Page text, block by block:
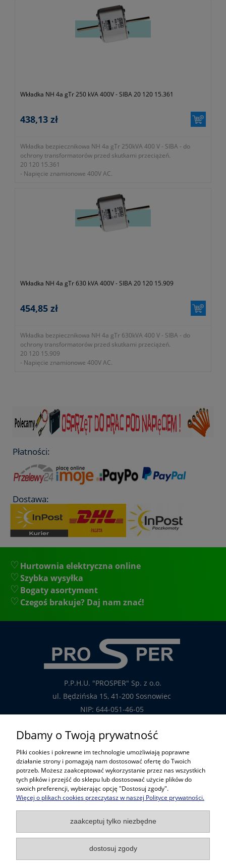
Wkładka NH 4a gTr 250 kVA 400V - SIBA 20 120 15.361
438,13 zł
Wkładka bezpiecznikowa NH 4a gTr 250kVA 400 V - SIBA - do
ochrony transformatorów przed skutkami przeciążeń.
20 120 15.361
- Napięcie znamionowe 400V AC.
Wkładka NH 4a gTr 630 kVA 400V - SIBA 20 120 15.909
454,85 zł
Wkładka bezpiecznikowa NH 4a gTr 630kVA 400 V - SIBA - do
ochrony transformatorów przed skutkami przeciążeń.
20 120 15.909
- Napięcie znamionowe 400V AC.
Płatności:
Dostawa:
Hurtownia elektryczna online
Szybka wysyłka
Bogaty asortyment
Czegoś brakuje? Daj nam znać!
P.P.H.U. "PROSPER" Sp. z o.o.
ul. Będzińska 15, 41-200 Sosnowiec
NIP: 644-051-46-05
tel.: 32-785-29-00
tel. kom: 609-808-147
handlowy@prosper.com.pl
Informacje
Pomoc w zakupach
Popularne kategorie
Dbamy o Twoją prywatność
Pliki cookies i pokrewne im technologie umożliwiają poprawne
działanie strony i pomagają nam dostosować ofertę do Twoich
potrzeb. Możesz zaakceptować wykorzystanie przez nas wszystkich
tych plików i przejść do sklepu lub dostosować użycie plików do
swoich preferencji, wybierając opcję "Dostosuj zgody".
Więcej o plikach cookies przeczytasz w naszej Polityce prywatności.
zaakceptuj tylko niezbędne
dostosuj zgody